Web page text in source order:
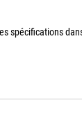
spécifications